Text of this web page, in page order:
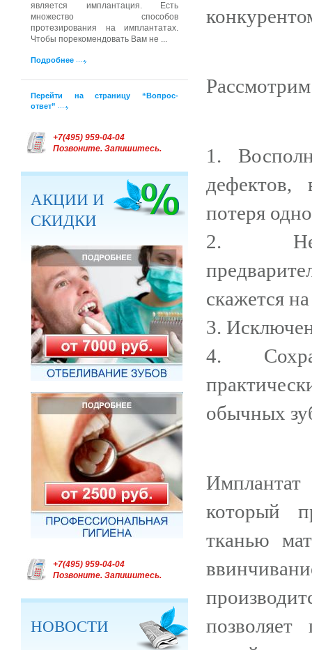
является имплантация. Есть
множество способов
протезирования на имплантатах.
Чтобы порекомендовать Вам не ...
Подробнее
Перейти на страницу “Вопрос-
ответ”
+7(495) 959-04-04
Позвоните. Запишитесь.
АКЦИИ И
СКИДКИ
+7(495) 959-04-04
Позвоните. Запишитесь.
НОВОСТИ
1.
дефектов,
потеря
2. Не
скажется
3.
4.
обычных
Имплантат
который
тканью